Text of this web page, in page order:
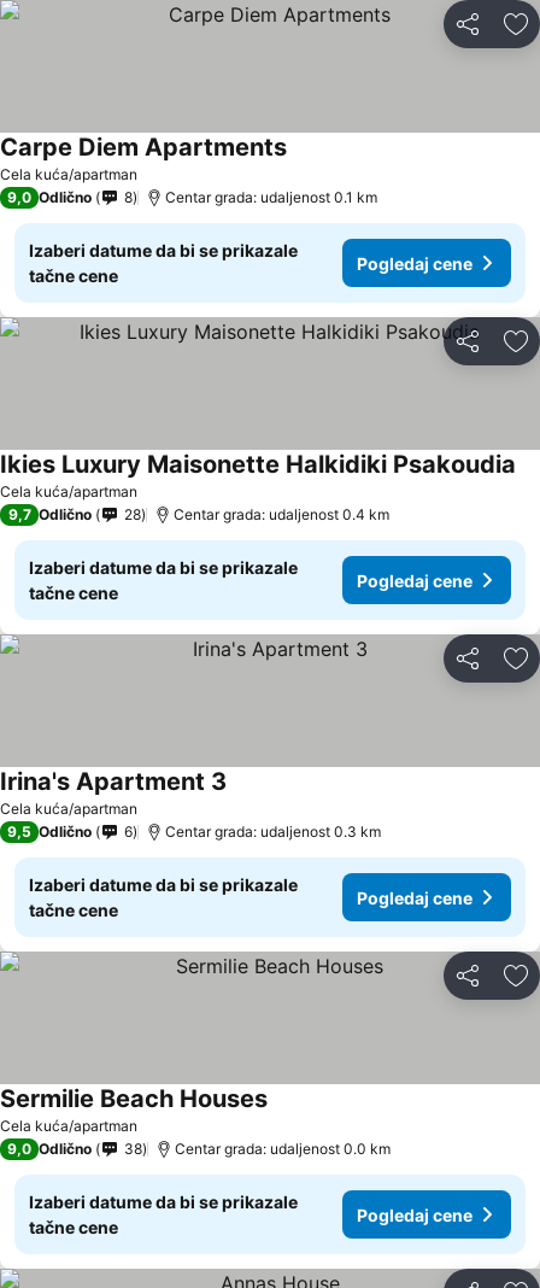
Deli
Cela kuća/apartman
Carpe Diem Apartments
9,0 Odlično 8 Centar grada: udaljenost 0.1 km
Izaberi datume da bi se prikazale
tačne cene
Pogledaj cene
Deli
Cela kuća/apartman
Ikies Luxury Maisonette Halkidiki Psakoudia
9,7 Odlično 28 Centar grada: udaljenost 0.4 km
Izaberi datume da bi se prikazale
tačne cene
Pogledaj cene
Deli
Cela kuća/apartman
Irina's Apartment 3
9,5 Odlično 6 Centar grada: udaljenost 0.3 km
Izaberi datume da bi se prikazale
tačne cene
Pogledaj cene
Deli
Cela kuća/apartman
Sermilie Beach Houses
9,0 Odlično 38 Centar grada: udaljenost 0.0 km
Izaberi datume da bi se prikazale
tačne cene
Pogledaj cene